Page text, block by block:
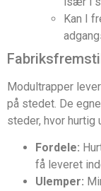
Kan I
Modultrapper
på stedet. De
steder, hvor hurtig
Fordele:
få leveret
Ulemper: